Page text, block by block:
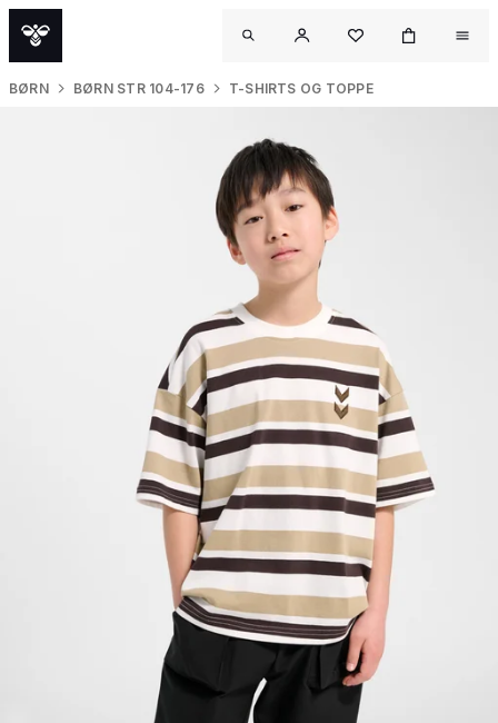
BØRN BØRN STR 104-176 T-SHIRTS OG TOPPE